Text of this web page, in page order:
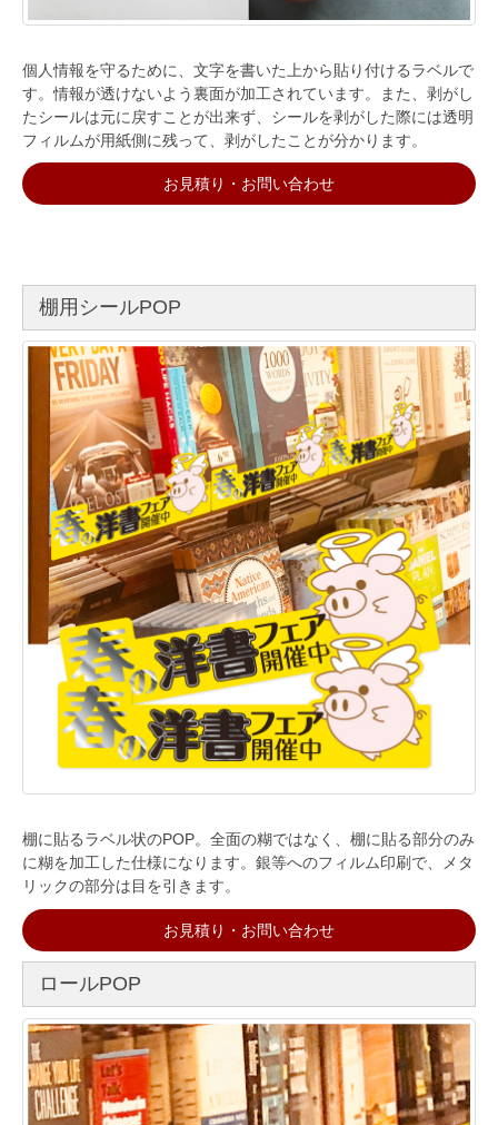
個人情報を守るために、文字を書いた上から貼り付けるラベルで
す。情報が透けないよう裏面が加工されています。また、剥がし
たシールは元に戻すことが出来ず、シールを剥がした際には透明
フィルムが用紙側に残って、剥がしたことが分かります。
お見積り・お問い合わせ
棚用シールPOP
棚に貼るラベル状のPOP。全面の糊ではなく、棚に貼る部分のみ
に糊を加工した仕様になります。銀等へのフィルム印刷で、メタ
リックの部分は目を引きます。
お見積り・お問い合わせ
ロールPOP